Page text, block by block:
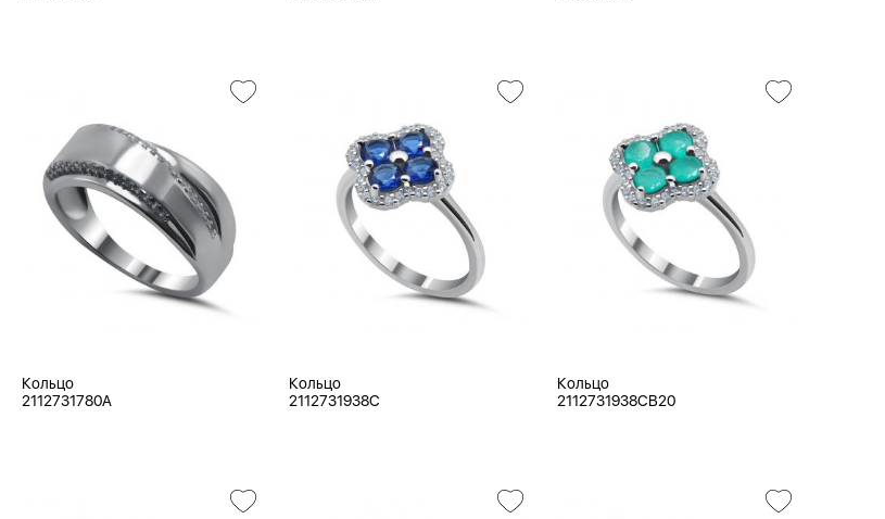
Кольцо
2112731780A
Кольцо
2112731938C
Кольцо
2112731938CB20